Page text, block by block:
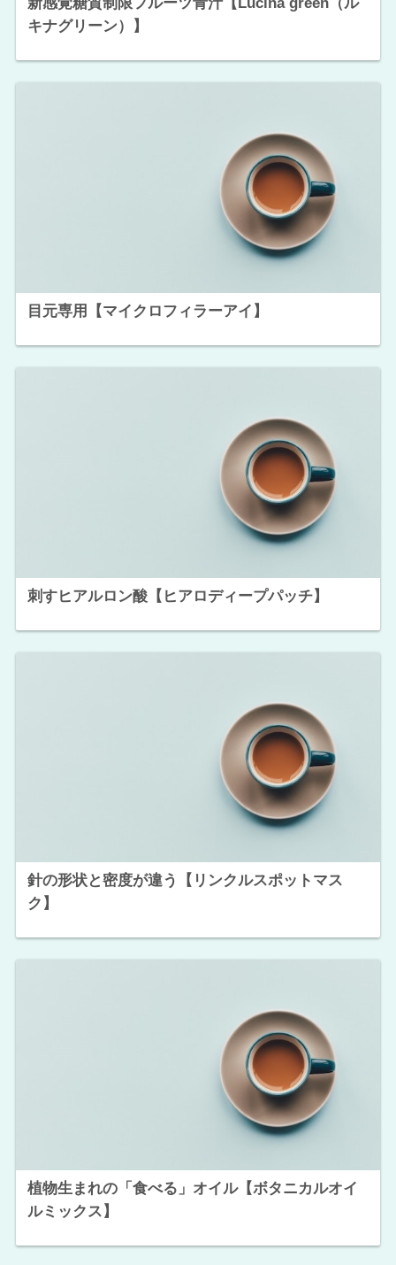
キナグリーン）】
目元専用【マイクロフィラーアイ】
刺すヒアルロン酸【ヒアロディープパッチ】
針の形状と密度が違う【リンクルスポットマス
ク】
植物生まれの「食べる」オイル【ボタニカルオイ
ルミックス】